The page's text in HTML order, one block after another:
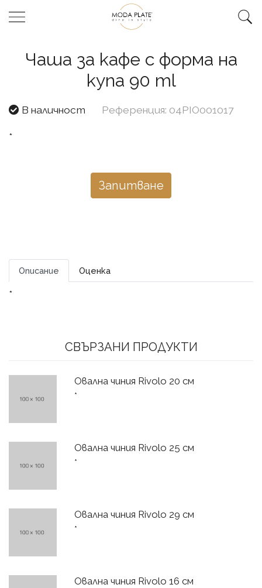
Чаша за кафе с форма на
купа 90 ml
В наличност Референция: 04PIO001017
*
Запитване
Описание Оценка
*
СВЪРЗАНИ ПРОДУКТИ
Овална чиния Rivolo 20 см
*
Овална чиния Rivolo 25 см
*
Овална чиния Rivolo 29 см
*
Овална чиния Rivolo 16 см